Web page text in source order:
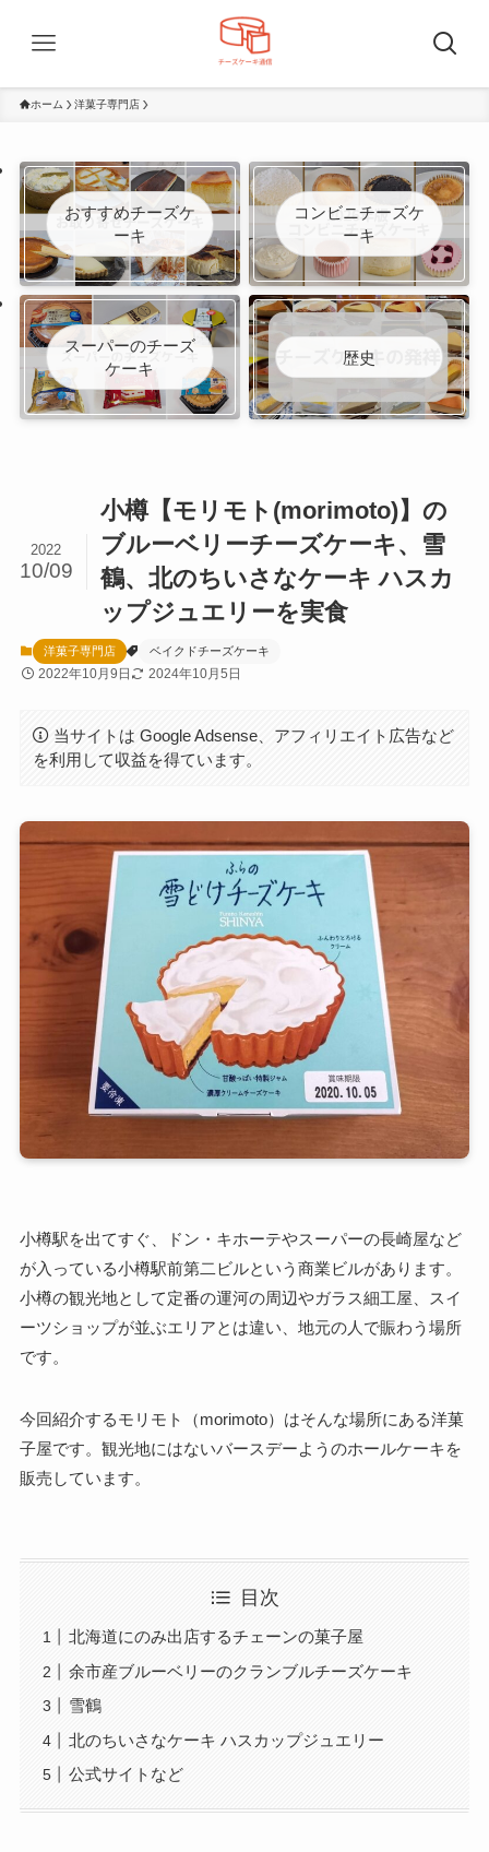
ホーム 洋菓子専門店
おすすめチーズケ
ーキ
コンビニチーズケ
ーキ
スーパーのチーズ
ケーキ
歴史
小樽【モリモト(morimoto)】の
ブルーベリーチーズケーキ、雪
鶴、北のちいさなケーキ ハスカ
ップジュエリーを実食
2022
10/09
洋菓子専門店 ベイクドチーズケーキ
2022年10月9日 2024年10月5日
当サイトは Google Adsense、アフィリエイト広告など
を利用して収益を得ています。
小樽駅を出てすぐ、ドン・キホーテやスーパーの長崎屋など
が入っている小樽駅前第二ビルという商業ビルがあります。
小樽の観光地として定番の運河の周辺やガラス細工屋、スイ
ーツショップが並ぶエリアとは違い、地元の人で賑わう場所
です。
今回紹介するモリモト（morimoto）はそんな場所にある洋菓
子屋です。観光地にはないバースデーようのホールケーキを
販売しています。
目次
北海道にのみ出店するチェーンの菓子屋
余市産ブルーベリーのクランブルチーズケーキ
雪鶴
北のちいさなケーキ ハスカップジュエリー
公式サイトなど